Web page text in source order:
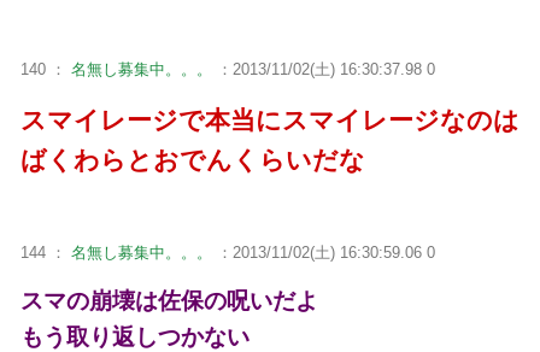
140 ： 名無し募集中。。。 ：2013/11/02(土) 16:30:37.98 0
スマイレージで本当にスマイレージなのは
ばくわらとおでんくらいだな
144 ： 名無し募集中。。。 ：2013/11/02(土) 16:30:59.06 0
スマの崩壊は佐保の呪いだよ
もう取り返しつかない